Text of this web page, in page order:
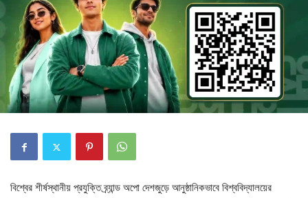
বিশ্বের শীর্ষস্থানীয় প্রযুক্তি ব্র্যান্ড অপো দেশজুড়ে আনুষ্ঠানিকভাবে বিশ্ববিদ্যালয়ের